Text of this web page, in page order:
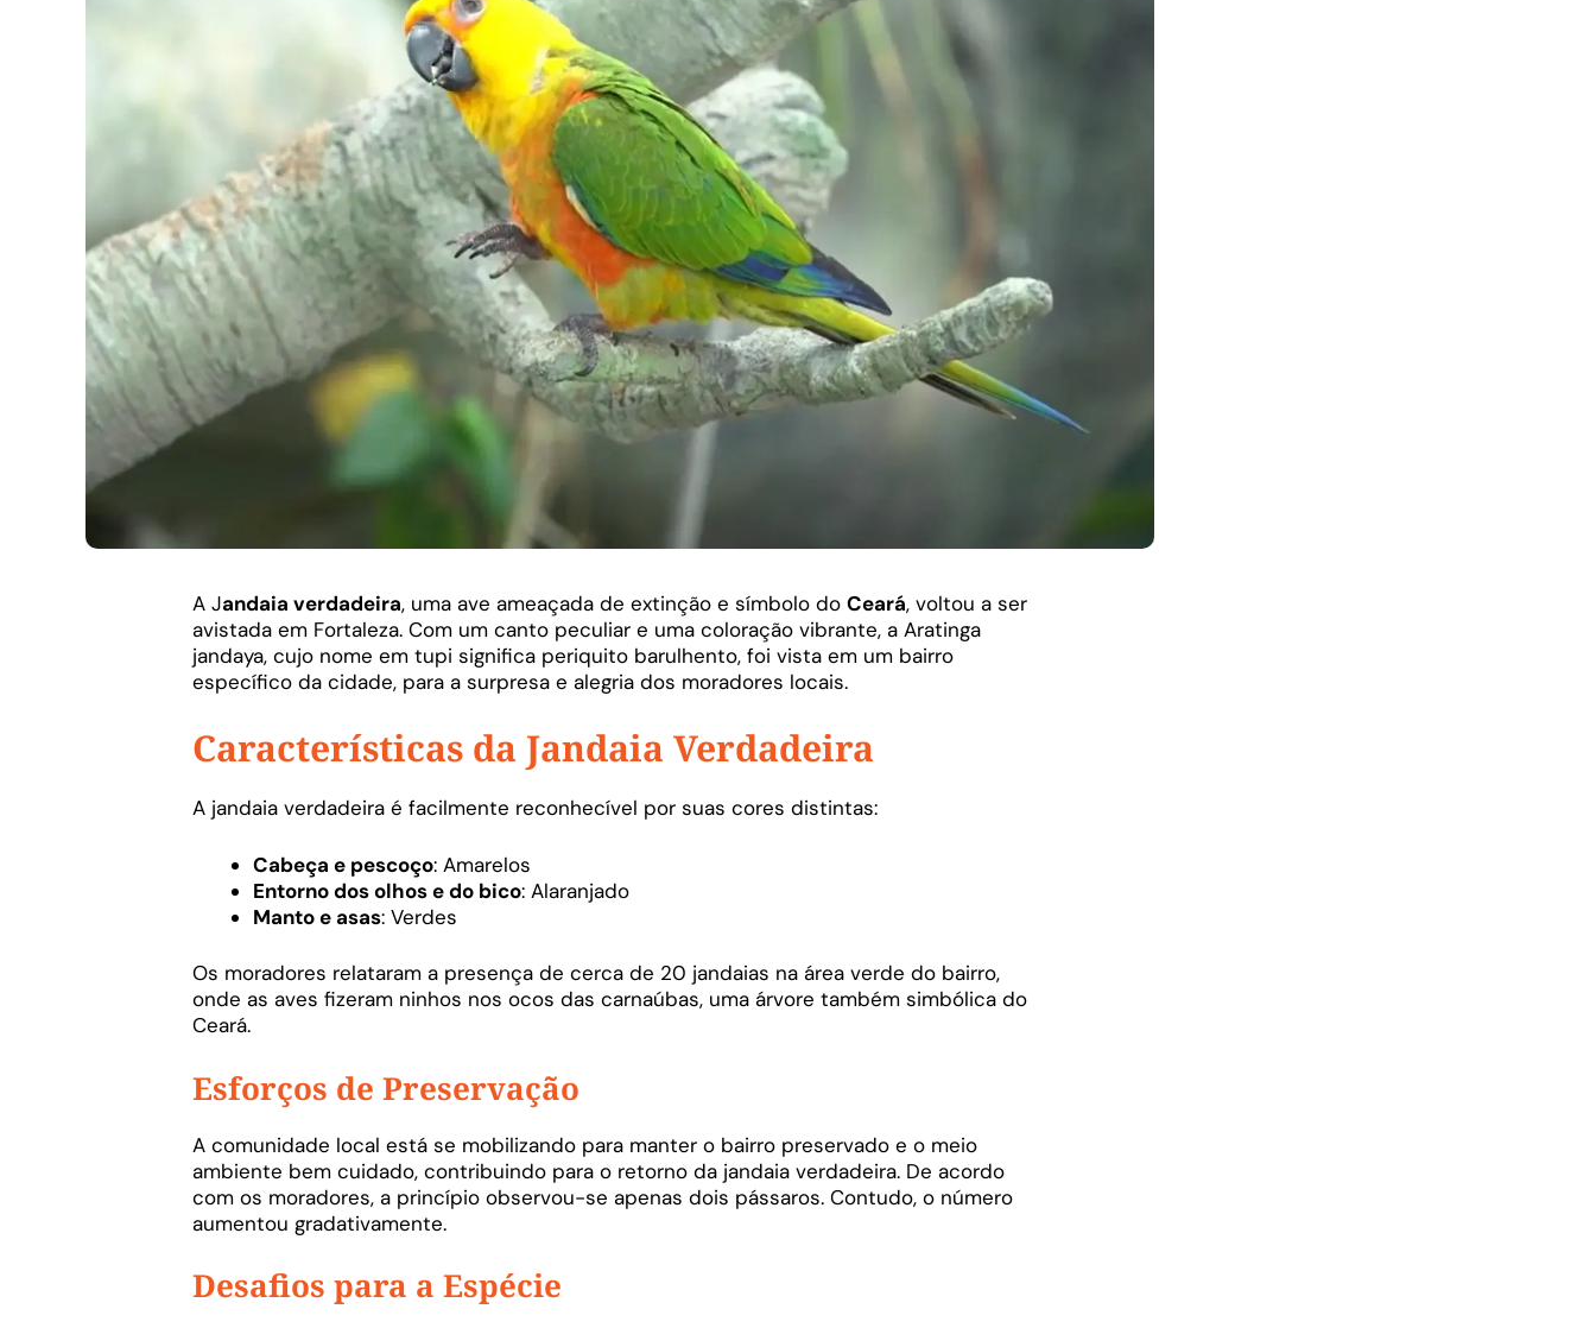
A Jandaia verdadeira, uma ave ameaçada de extinção e símbolo do Ceará, voltou a ser
avistada em Fortaleza. Com um canto peculiar e uma coloração vibrante, a Aratinga
jandaya, cujo nome em tupi significa periquito barulhento, foi vista em um bairro
específico da cidade, para a surpresa e alegria dos moradores locais.
Características da Jandaia Verdadeira
A jandaia verdadeira é facilmente reconhecível por suas cores distintas:
Cabeça e pescoço: Amarelos
Entorno dos olhos e do bico: Alaranjado
Manto e asas: Verdes
Os moradores relataram a presença de cerca de 20 jandaias na área verde do bairro,
onde as aves fizeram ninhos nos ocos das carnaúbas, uma árvore também simbólica do
Ceará.
Esforços de Preservação
A comunidade local está se mobilizando para manter o bairro preservado e o meio
ambiente bem cuidado, contribuindo para o retorno da jandaia verdadeira. De acordo
com os moradores, a princípio observou-se apenas dois pássaros. Contudo, o número
aumentou gradativamente.
Desafios para a Espécie